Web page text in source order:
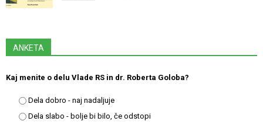
ANKETA
Kaj menite o delu Vlade RS in dr. Roberta Goloba?
Dela dobro - naj nadaljuje
Dela slabo - bolje bi bilo, če odstopi